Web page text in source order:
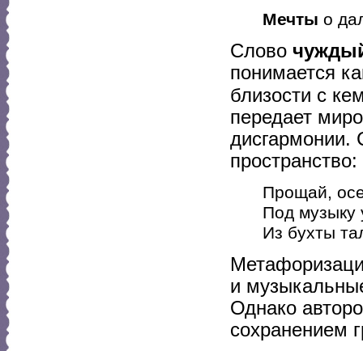
Мечты о
Слово
понимается
близости с
передает
пространство:
Прощай,
Под музыку
Из бухты
и
Однако
сохранением